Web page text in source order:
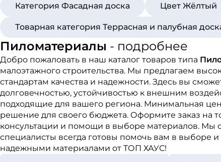
Категория Фасадная доска Цвет Жёлтый
Товарная категория Террасная и палубная
Пиломатериалы - подробнее
Добро пожаловать в наш каталог товаров типа
малоэтажного строительства. Мы предлагаем
стандартам качества и надежности. Здесь вы
долговечностью, устойчивостью к внешним
подходящие для вашего региона. Минимальная
решение для своего бюджета. Оформите заказ на
консультации и помощи в выборе материалов. Мы
специалисты всегда готовы помочь вам в выборе
надежными материалами от ТОП ХАУС!